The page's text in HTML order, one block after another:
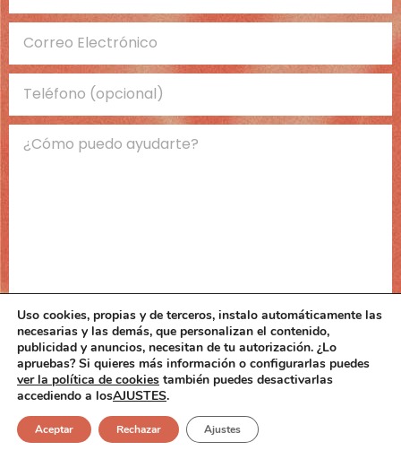
Uso cookies, propias y de terceros, instalo automáticamente las
necesarias y las demás, que personalizan el contenido,
publicidad y anuncios, necesitan de tu autorización. ¿Lo
apruebas? Si quieres más información o configurarlas puedes
ver la política de cookies también puedes desactivarlas
accediendo a losAJUSTES.
Aceptar Rechazar Ajustes